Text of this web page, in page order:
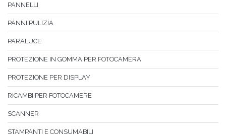
PANNELLI
PANNI PULIZIA
PARALUCE
PROTEZIONE IN GOMMA PER FOTOCAMERA
PROTEZIONE PER DISPLAY
RICAMBI PER FOTOCAMERE
SCANNER
STAMPANTI E CONSUMABILI